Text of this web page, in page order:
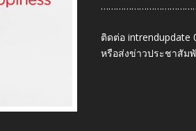
ติดต่อ intrendupdate
หรือส่งข่าวประชาสัม